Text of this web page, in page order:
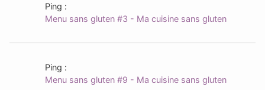
Ping :
Menu sans gluten #3 - Ma cuisine sans gluten
Ping :
Menu sans gluten #9 - Ma cuisine sans gluten